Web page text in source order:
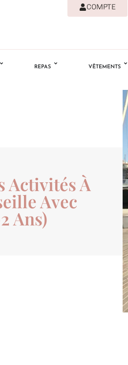
COMPTE
REPAS VÊTEMENTS
Activités À
Avec
Ans)